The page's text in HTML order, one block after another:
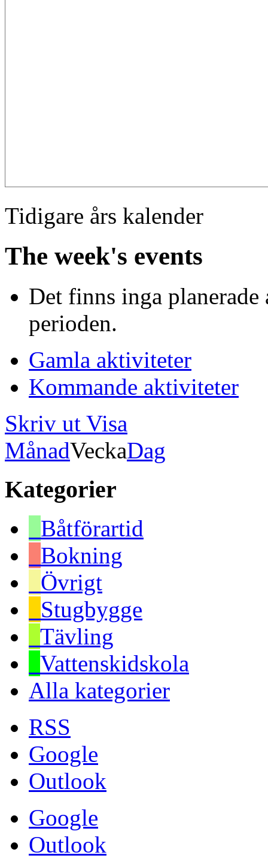
Tidigare års kalender
The week's events
Det finns inga
perioden.
Gamla aktiviteter
Kommande aktiviteter
Skriv ut Visa
MånadVeckaDag
Kategorier
Båtförartid
Bokning
Övrigt
Stugbygge
Tävling
Vattenskidskola
Alla kategorier
RSS
Google
Outlook
Google
Outlook